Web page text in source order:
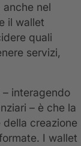
nel
il wallet
quali
servizi,
– interagendo
– è che la
creazione
I wallet